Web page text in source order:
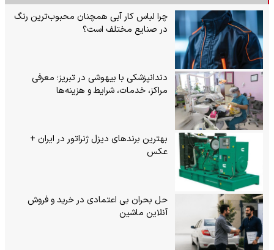
چرا لباس کار آبی همچنان محبوب‌ترین رنگ
در صنایع مختلف است؟
دندانپزشکی با بیهوشی در تبریز؛ معرفی
مراکز، خدمات، شرایط و هزینه‌ها
بهترین برندهای دیزل ژنراتور در ایران +
عکس
حل بحران بی‌ اعتمادی در خرید و فروش
آنلاین ماشین